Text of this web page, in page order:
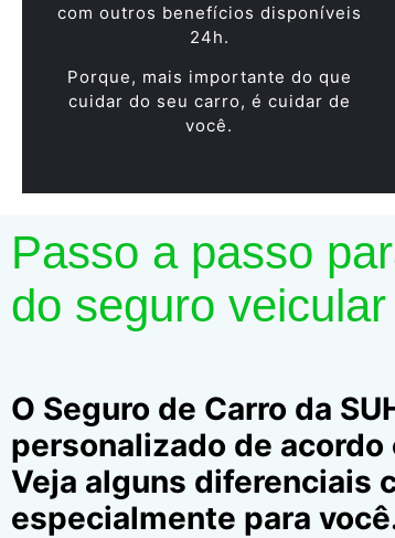
com outros benefícios disponíveis
24h.
Porque, mais importante do que
cuidar do seu carro, é cuidar de
você.
Passo a passo
do seguro
O Seguro de Carro da
personalizado de
Veja alguns diferenciais
especialmente para